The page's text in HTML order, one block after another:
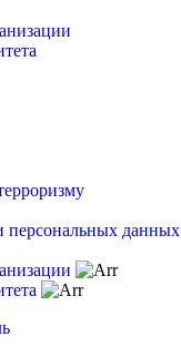
персональных данных